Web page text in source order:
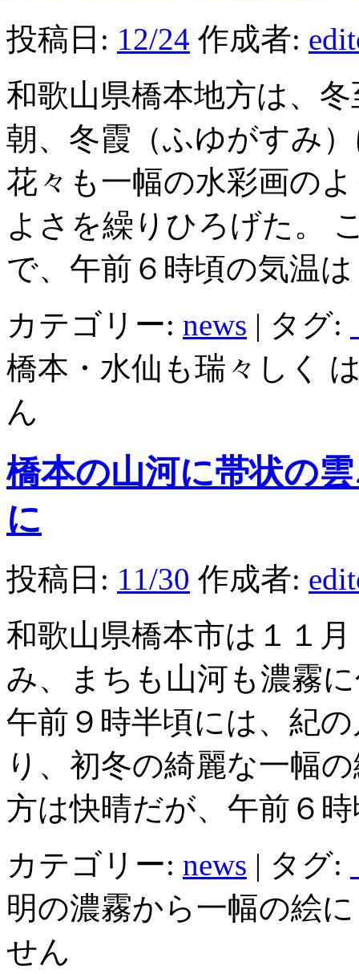
投稿日: 12/24 作成者:
和歌山県橋本地方は、
朝、冬霞（ふゆがすみ
花々も一幅の水彩画の
よさを繰りひろげた。
で、午前６時頃の気温
カテゴリー: news | タグ:
橋本・水仙も瑞々しく
ん
橋本の山河に帯状の
に
投稿日: 11/30 作成者:
和歌山県橋本市は１１
み、まちも山河も濃霧
午前９時半頃には、紀
り、初冬の綺麗な一幅
方は快晴だが、午前６
カテゴリー: news | タグ:
明の濃霧から一幅の絵
せん